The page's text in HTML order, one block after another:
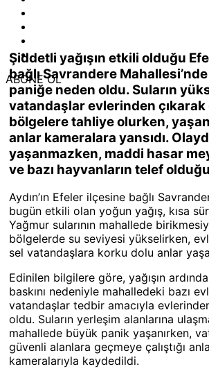
ABONE OL
Şiddetli yağışın etkili olduğu
bağlı Savrandere Mahallesi’nde
paniğe neden oldu. Suların
vatandaşlar evlerinden
bölgelere tahliye olurken,
anlar kameralara yansıdı.
yaşanmazken, maddi hasar
ve bazı hayvanların telef
Aydın’ın Efeler ilçesine bağlı
bugün etkili olan yoğun yağış, kısa
Yağmur sularının mahallede
bölgelerde su seviyesi yükselirken,
sel vatandaşlara korku dolu anlar
Edinilen bilgilere göre, yağışın
baskını nedeniyle mahalledeki bazı
vatandaşlar tedbir amacıyla
oldu. Suların yerleşim alanlarına
mahallede büyük panik yaşanırken,
güvenli alanlara geçmeye çalıştığı
kameralarıyla kaydedildi.